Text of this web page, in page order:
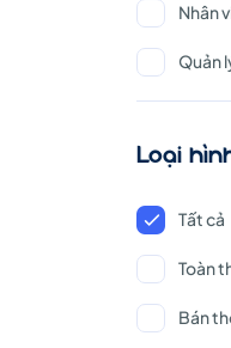
Nhân
Quản
Loại
Tất cả
Toàn
Bán